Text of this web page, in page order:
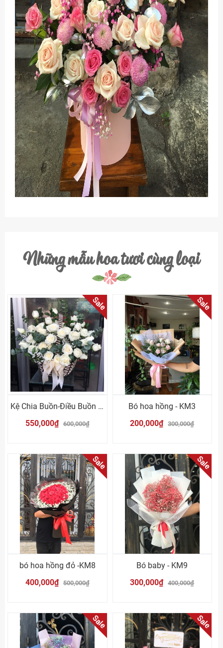
Những mẫu hoa tươi cùng loại
Sale
Kệ Chia Buồn-Điều Buồn Nhất
550,000₫ 600,000₫
Sale
Bó hoa hồng - KM3
200,000₫ 300,000₫
Sale
bó hoa hồng đỏ -KM8
400,000₫ 500,000₫
Sale
Bó baby - KM9
300,000₫ 400,000₫
Sale Sale